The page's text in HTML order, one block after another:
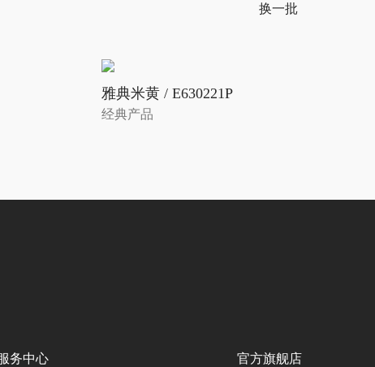
换一批
雅典米黄 / E630221P
经典产品
务中心 官方旗舰店